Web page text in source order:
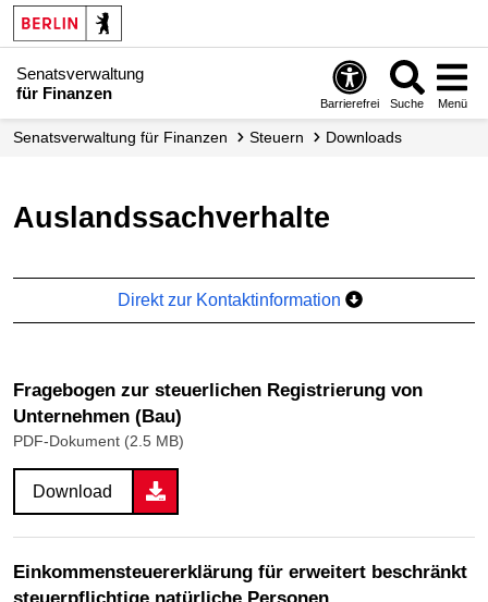
Senatsverwaltung
für Finanzen
Barrierefrei Suche Menü
Senats­verwaltung für Finanzen Steuern Downloads
Auslandssachverhalte
Direkt zur Kontaktinformation
Fragebogen zur steuerlichen Registrierung von
Unternehmen (Bau)
PDF-Dokument (2.5 MB)
Download
Einkommensteuererklärung für erweitert beschränkt
steuerpflichtige natürliche Personen